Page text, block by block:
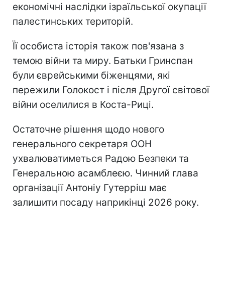
економічні наслідки ізраїльської окупації
палестинських територій.
Її особиста історія також пов'язана з
темою війни та миру. Батьки Гринспан
були єврейськими біженцями, які
пережили Голокост і після Другої світової
війни оселилися в Коста-Риці.
Остаточне рішення щодо нового
генерального секретаря ООН
ухвалюватиметься Радою Безпеки та
Генеральною асамблеєю. Чинний глава
організації Антоніу Гутерріш має
залишити посаду наприкінці 2026 року.